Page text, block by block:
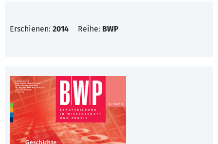
Erschienen: 2014 Reihe: BWP